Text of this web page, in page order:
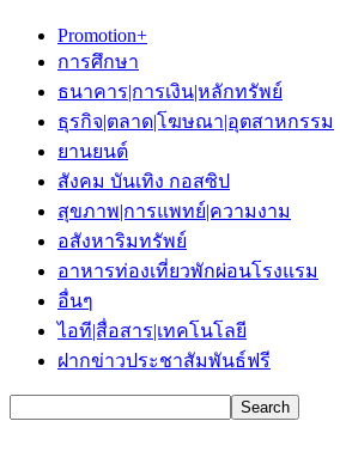
Promotion+
การศึกษา
ธนาคาร|การเงิน|หลักทรัพย์
ธุรกิจ|ตลาด|โฆษณา|อุตสาหกรรม
ยานยนต์
สังคม บันเทิง กอสซิป
สุขภาพ|การแพทย์|ความงาม
อสังหาริมทรัพย์
อาหารท่องเที่ยวพักผ่อนโรงแรม
อื่นๆ
ไอที|สื่อสาร|เทคโนโลยี
ฝากข่าวประชาสัมพันธ์ฟรี